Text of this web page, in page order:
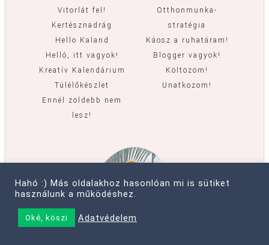
Vitorlát fel!
Kertésznadrág
Hello Kaland
Helló, itt vagyok!
Kreatív Kalendárium
Túlélőkészlet
Ennél zöldebb nem
lesz!
Otthonmunka-
stratégia
Káosz a ruhatáram!
Blogger vagyok!
Költözöm!
Unatkozom!
Hahó :) Más oldalakhoz hasonlóan mi is sütiket
használunk a működéshez.
Oké, köszi Adatvédelem